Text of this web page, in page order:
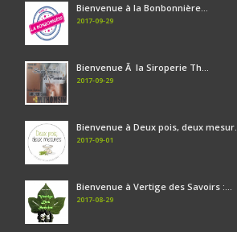
Bienvenue à la Bonbonnière...
2017-09-29
Bienvenue Ã la Siroperie Th...
2017-09-29
Bienvenue à Deux pois, deux mesur...
2017-09-01
Bienvenue à Vertige des Savoirs :...
2017-08-29